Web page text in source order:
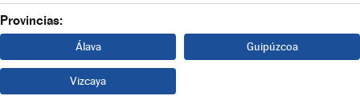
Provincias:
Álava Guipúzcoa
Vizcaya